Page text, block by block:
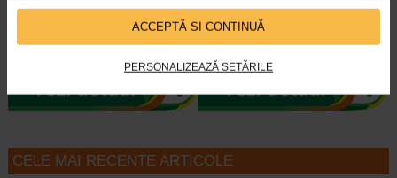
ACCEPTĂ SI CONTINUĂ
PERSONALIZEAZĂ SETĂRILE
Fiolele cu acid hialuronic Gerovital
Crema este dezvoltata pentru
CELE MAI RECENTE ARTICOLE